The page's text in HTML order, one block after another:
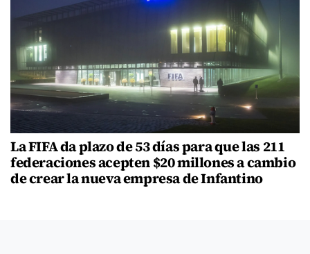
La FIFA da plazo de 53 días para que las 211
federaciones acepten $20 millones a cambio
de crear la nueva empresa de Infantino